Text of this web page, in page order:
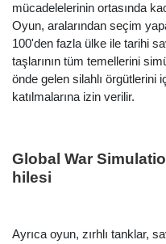
mücadelelerinin ortasında
Oyun, aralarından seçim
100'den fazla ülke ile tarihi
taşlarının tüm temellerini
önde gelen silahlı örgütlerini
katılmalarına izin verilir.
Global War
hilesi
Ayrıca oyun, zırhlı tanklar,